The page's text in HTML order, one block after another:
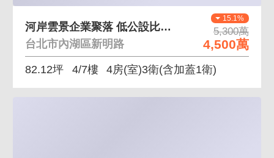
15.1%
5,300萬
4,500萬
河岸雲景企業聚落 低公設比大空間，正面馬路棟距遠
台北市內湖區新明路
82.12坪 4/7樓 4房(室)3衛(含加蓋1衛)